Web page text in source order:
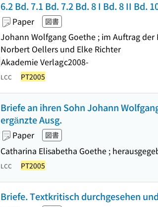
6.2 Bd. 7.1 Bd. 7.2 Bd. 8 I Bd. 8 II Bd.
Paper 図書
Johann Wolfgang Goethe ; im Auftrag
Norbert Oellers und Elke Richter
Akademie Verlagc2008-
LCC PT2005
Briefe an ihren Sohn Johann
ergänzte Ausg.
Paper 図書
Catharina Elisabetha Goethe ;
LCC PT2005
Briefe. Textkritisch durchgesehen